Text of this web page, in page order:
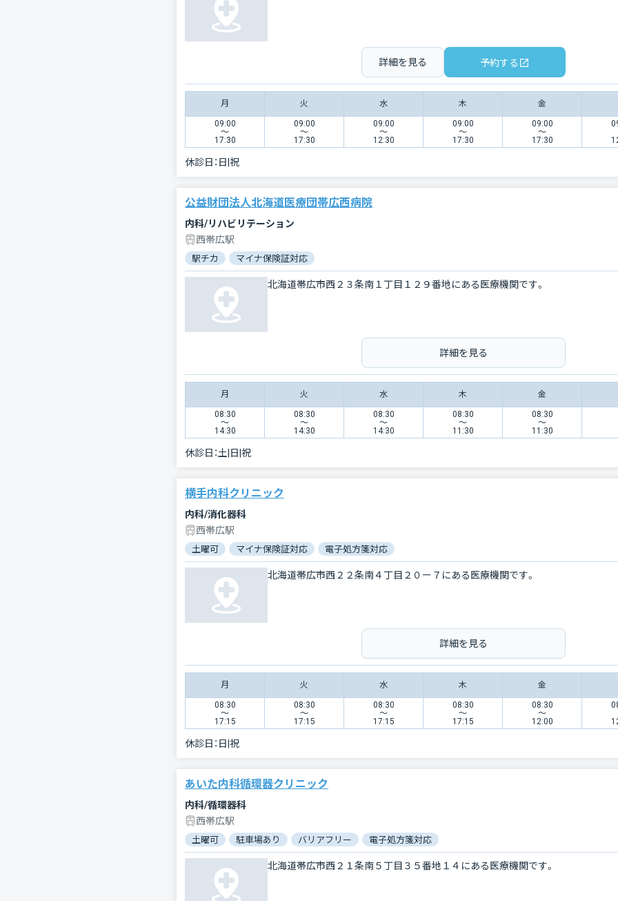
詳細を見る 予約する
月 火 水 木 金
09:00
〜
17:30
09:00
〜
17:30
09:00
〜
12:30
09:00
〜
17:30
09:00
〜
17:30
休診日： 日|祝
公益財団法人北海道医療団帯広西病院
内科/リハビリテーション
西帯広駅
駅チカ マイナ保険証対応
北海道帯広市西２３条南１丁目１２９番地にある医療機関です。
詳細を見る
月 火 水 木 金
08:30
〜
14:30
08:30
〜
14:30
08:30
〜
14:30
08:30
〜
11:30
08:30
〜
11:30
休診日：土|日|祝
横手内科クリニック
内科/消化器科
西帯広駅
土曜可 マイナ保険証対応 電子処方箋対応
北海道帯広市西２２条南４丁目２０ー７にある医療機関です。
詳細を見る
月 火 水 木 金
08:30
〜
17:15
08:30
〜
17:15
08:30
〜
17:15
08:30
〜
17:15
08:30
〜
12:00
休診日： 日|祝
あいた内科循環器クリニック
内科/循環器科
西帯広駅
土曜可 駐車場あり バリアフリー 電子処方箋対応
北海道帯広市西２１条南５丁目３５番地１４にある医療機関です。